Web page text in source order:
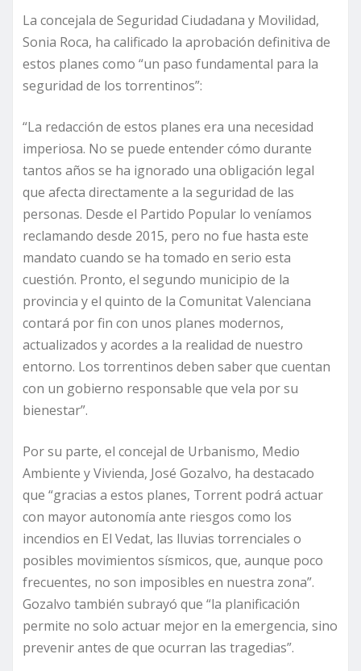
La concejala de Seguridad Ciudadana y Movilidad,
Sonia Roca, ha calificado la aprobación definitiva de
estos planes como “un paso fundamental para la
seguridad de los torrentinos”:
“La redacción de estos planes era una necesidad
imperiosa. No se puede entender cómo durante
tantos años se ha ignorado una obligación legal
que afecta directamente a la seguridad de las
personas. Desde el Partido Popular lo veníamos
reclamando desde 2015, pero no fue hasta este
mandato cuando se ha tomado en serio esta
cuestión. Pronto, el segundo municipio de la
provincia y el quinto de la Comunitat Valenciana
contará por fin con unos planes modernos,
actualizados y acordes a la realidad de nuestro
entorno. Los torrentinos deben saber que cuentan
con un gobierno responsable que vela por su
bienestar”.
Por su parte, el concejal de Urbanismo, Medio
Ambiente y Vivienda, José Gozalvo, ha destacado
que “gracias a estos planes, Torrent podrá actuar
con mayor autonomía ante riesgos como los
incendios en El Vedat, las lluvias torrenciales o
posibles movimientos sísmicos, que, aunque poco
frecuentes, no son imposibles en nuestra zona”.
Gozalvo también subrayó que “la planificación
permite no solo actuar mejor en la emergencia, sino
prevenir antes de que ocurran las tragedias”.